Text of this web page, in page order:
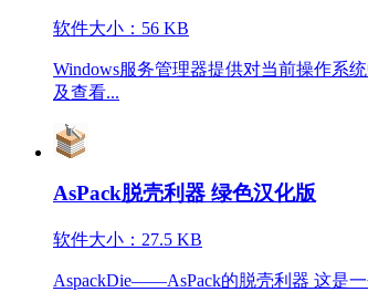
软件大小：56 KB
Windows服务管理器提供对当前操作系
及查看...
AsPack脱壳利器 绿色汉化版
软件大小：27.5 KB
AspackDie——AsPack的脱壳利器 这是